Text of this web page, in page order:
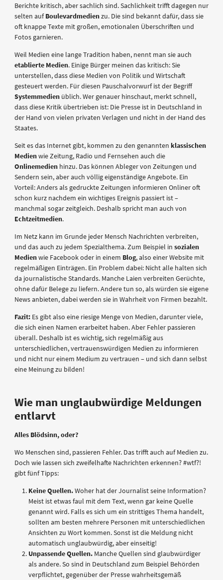
Berichte kritisch, aber sachlich sind. Sachlichkeit trifft dagegen nur
selten aufBoulevardmedienzu. Die sind bekannt dafür, dass sie
oft knappe Texte mit großen, emotionalen Überschriften und
Fotos garnieren.
Weil Medien eine lange Tradition haben, nennt man sie auch
etablierte Medien. Einige Bürger meinen das kritisch: Sie
unterstellen, dass diese Medien von Politik und Wirtschaft
gesteuert werden. Für diesen Pauschalvorwurf ist der Begriff
Systemmedienüblich. Wer genauer hinschaut, merkt schnell,
dass diese Kritik übertrieben ist: Die Presse ist in Deutschland in
der Hand von vielen privaten Verlagen und nicht in der Hand des
Staates.
Seit es das Internet gibt, kommen zu den genannten klassischen
Medienwie Zeitung, Radio und Fernsehen auch die
Onlinemedienhinzu. Das können Ableger von Zeitungen und
Sendern sein, aber auch völlig eigenständige Angebote. Ein
Vorteil: Anders als gedruckte Zeitungen informieren Onliner oft
schon kurz nachdem ein wichtiges Ereignis passiert ist –
manchmal sogar zeitgleich. Deshalb spricht man auch von
Echtzeitmedien.
Im Netz kann im Grunde jeder Mensch Nachrichten verbreiten,
und das auch zu jedem Spezialthema. Zum Beispiel in sozialen
Medienwie Facebook oder in einem Blog, also einer Website mit
regelmäßigen Einträgen. Ein Problem dabei: Nicht alle halten sich
da journalistische Standards. Manche Laien verbreiten Gerüchte,
ohne dafür Belege zu liefern. Andere tun so, als würden sie eigene
News anbieten, dabei werden sie in Wahrheit von Firmen bezahlt.
Fazit: Es gibt also eine riesige Menge von Medien, darunter viele,
die sich einen Namen erarbeitet haben. Aber Fehler passieren
überall. Deshalb ist es wichtig, sich regelmäßig aus
unterschiedlichen, vertrauenswürdigen Medien zu informieren
und nicht nur einem Medium zu vertrauen – und sich dann selbst
eine Meinung zu bilden!
Wie man unglaubwürdige Meldungen
entlarvt
Alles Blödsinn, oder?
Wo Menschen sind, passieren Fehler. Das trifft auch auf Medien zu.
Doch wie lassen sich zweifelhafte Nachrichten erkennen? #wtf?!
gibt fünf Tipps:
Keine Quellen.Woher hat der Journalist seine Information?
Meist ist etwas faul mit dem Text, wenn gar keine Quelle
genannt wird. Falls es sich um ein strittiges Thema handelt,
sollten am besten mehrere Personen mit unterschiedlichen
Ansichten zu Wort kommen. Sonst ist die Meldung nicht
automatisch unglaubwürdig, aber einseitig!
Unpassende Quellen.Manche Quellen sind glaubwürdiger
als andere. So sind in Deutschland zum Beispiel Behörden
verpflichtet, gegenüber der Presse wahrheitsgemäß